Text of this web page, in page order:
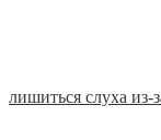
лишиться слуха из-